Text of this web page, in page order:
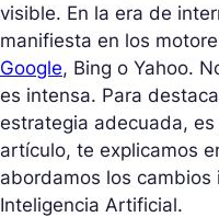
visible. En la era de
manifiesta en los
Google, Bing o Yahoo.
es intensa. Para
estrategia adecuada, es
artículo, te explicamos
abordamos los
Inteligencia Artificial.